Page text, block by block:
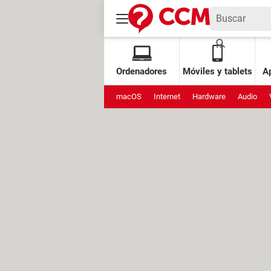
Ordenadores Móviles y tablets
macOS Internet Hardware Audio